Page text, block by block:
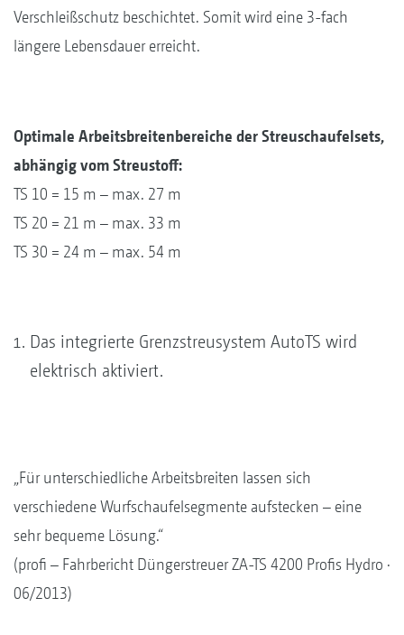
Verschleißschutz beschichtet. Somit wird eine 3-fach
längere Lebensdauer erreicht.
Optimale Arbeitsbreitenbereiche der Streuschaufelsets,
abhängig vom Streustoff:
TS 10 = 15 m – max. 27 m
TS 20 = 21 m – max. 33 m
TS 30 = 24 m – max. 54 m
Das integrierte Grenzstreusystem AutoTS wird
elektrisch aktiviert.
„Für unterschiedliche Arbeitsbreiten lassen sich
verschiedene Wurfschaufelsegmente aufstecken – eine
sehr bequeme Lösung.“
(profi – Fahrbericht Düngerstreuer ZA-TS 4200 Profis Hydro ·
06/2013)